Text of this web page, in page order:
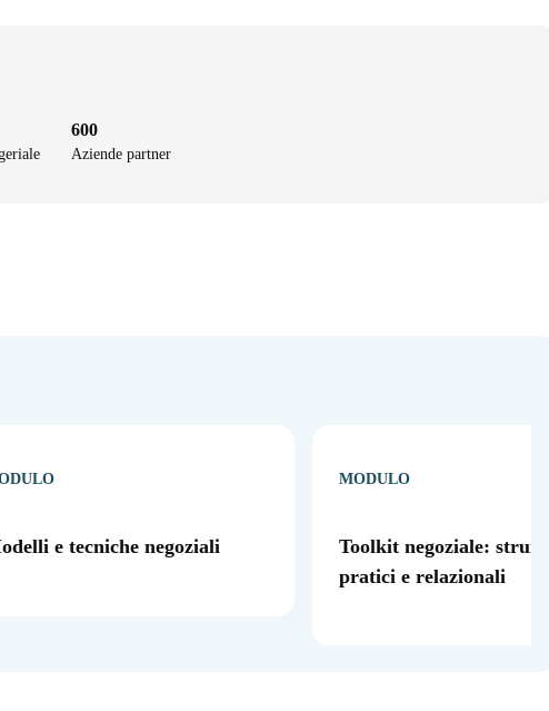
600
Aziende partner
e tecniche negoziali
MODULO
Toolkit negoziale:
pratici e relazionali